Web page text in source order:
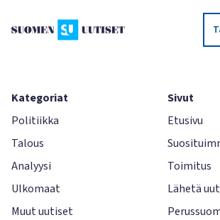
Kategoriat
Politiikka
Talous
Analyysi
Ulkomaat
Muut uutiset
Sivut
Etusivu
Toimitus
Lähetä